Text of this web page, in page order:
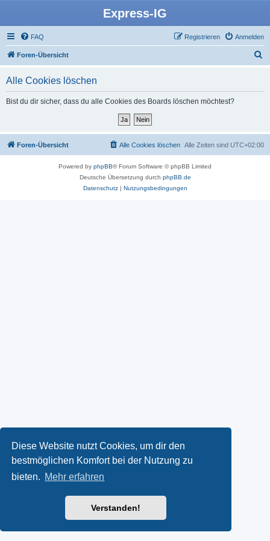
Diese Website nutzt Cookies, um dir den
bestmöglichen Komfort bei der Nutzung zu
bieten. Mehr erfahren
Verstanden!
Express-IG
FAQ Anmelden
Registrieren
Foren-Übersicht
Alle Cookies löschen
Bist du dir sicher, dass du alle Cookies des Boards löschen möchtest?
Foren-Übersicht Alle Zeiten sind UTC+02:00
Alle Cookies löschen
Powered by phpBB® Forum Software © phpBB Limited
Deutsche Übersetzung durch phpBB.de
Datenschutz| Nutzungsbedingungen